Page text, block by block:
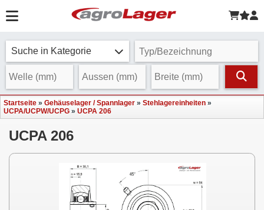
Suche in Kategorie
Startseite » Gehäuselager / Spannlager » Stehlagereinheiten »
UCPA/UCPW/UCPG » UCPA 206
UCPA 206